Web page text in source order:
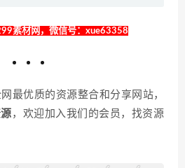
素材网，微信号：xue63358
最优质的资源整合和分享网站，
，欢迎加入我们的会员，找资源